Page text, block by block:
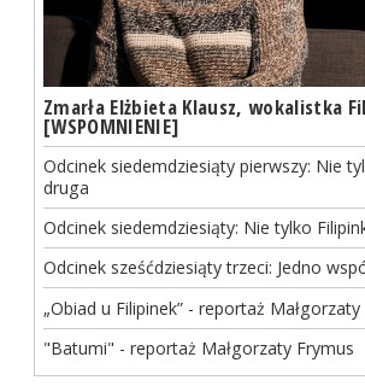
Zmarła Elżbieta Klausz, wokalistka
[WSPOMNIENIE]
Odcinek siedemdziesiąty pierwszy: Nie
druga
Odcinek siedemdziesiąty: Nie tylko
Odcinek sześćdziesiąty trzeci: Jedno
„Obiad u Filipinek” - reportaż
"Batumi" - reportaż Małgorzaty Frymus